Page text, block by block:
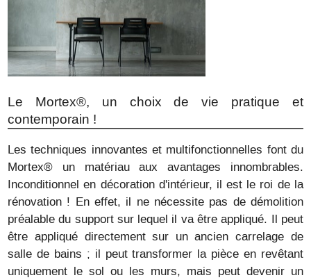
Le Mortex®, un choix de vie pratique et
contemporain !
Les techniques innovantes et multifonctionnelles font du
Mortex® un matériau aux avantages innombrables.
Inconditionnel en décoration d'intérieur, il est le roi de la
rénovation ! En effet, il ne nécessite pas de démolition
préalable du support sur lequel il va être appliqué. Il peut
être appliqué directement sur un ancien carrelage de
salle de bains ; il peut transformer la pièce en revêtant
uniquement le sol ou les murs, mais peut devenir un